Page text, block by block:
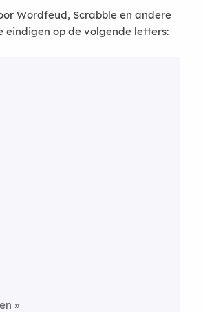
Wordfeud, Scrabble en andere
eindigen op de volgende letters: